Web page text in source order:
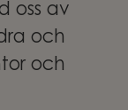
oss av
och
och